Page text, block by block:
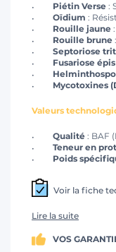
Piétin Verse :
Oïdium :
Rouille jaune
Rouille brune
Septoriose
Fusariose épis
Mycotoxines
Valeurs
Qualité : BAF
Teneur en
Poids
Voir la fiche
Lire la suite
VOS